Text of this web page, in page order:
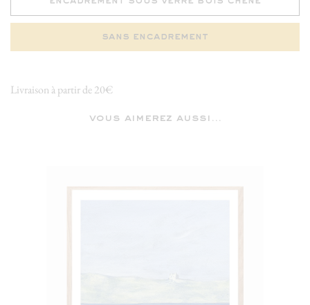
sans encadrement
Livraison à partir de 20€
vous aimerez aussi...